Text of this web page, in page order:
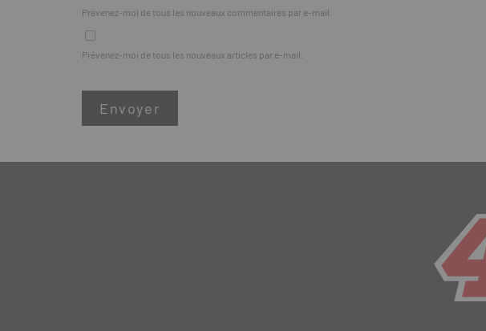
Prévenez-moi de tous les nouveaux commentaires par e-mail.
Prévenez-moi de tous les nouveaux articles par e-mail.